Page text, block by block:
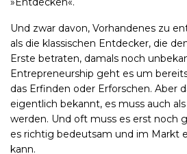
Und zwar davon, Vorhandenes zu
als die klassischen Entdecker, die
Erste betraten, damals noch
Entrepreneurship geht es um
das Erfinden oder Erforschen. Aber
eigentlich bekannt, es muss auch
werden. Und oft muss es erst noch
es richtig bedeutsam und im Markt
kann.